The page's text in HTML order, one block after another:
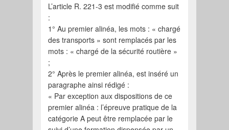
L’article R. 221-3 est modifié comme suit
:
1° Au premier alinéa, les mots : « chargé
des transports » sont remplacés par les
mots : « chargé de la sécurité routière »
;
2° Après le premier alinéa, est inséré un
paragraphe ainsi rédigé :
« Par exception aux dispositions de ce
premier alinéa : l’épreuve pratique de la
catégorie A peut être remplacée par le